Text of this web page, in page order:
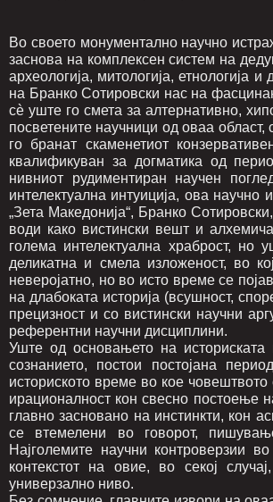
Во своето монументално научно
заснова на комплексен систем на
археологија, митологија, етнологија
на Бранко Сотировски нас на
сè уште го смета за алтернативно,
посветените научници од оваа
го бранат скаменетиот
квалификуван за догматика од
нивниот рудиментиран научен
интелектуална интуиција, ова
„Зета Македонија“, Бранко
води како вистински вешт и
голема интелектуална храброст, но
деликатна и смела изложеност, во
неверојатно, но во исто време се
на длабоката историја (всушност,
прецизност и со вистински научни
референтни научни дисциплини.
Уште од основањето на историската
сознанието, постои постојана
историското време во кое
ирационалност кон свесно постоење
главно засновано на инстинкти, кон
се втемелени во говорот,
Најголемите научни контроверзии
контекстот на овие, во секој
универзално ниво.